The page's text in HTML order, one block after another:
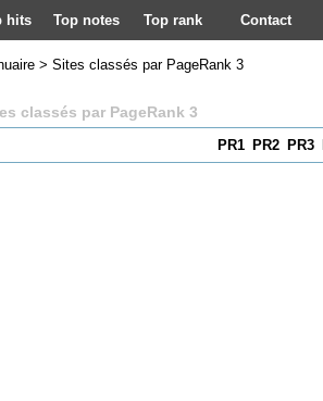
hits Top notes Top rank Contact
> Sites classés par PageRank 3
classés par PageRank 3
PR1 PR2 PR3